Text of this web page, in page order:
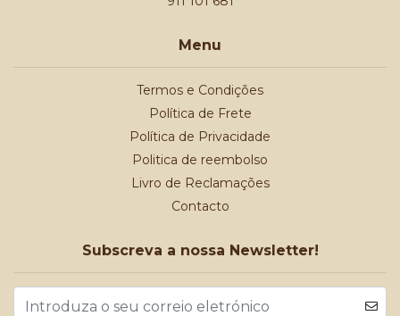
Menu
Termos e Condições
Política de Frete
Política de Privacidade
Politica de reembolso
Livro de Reclamações
Contacto
Subscreva a nossa Newsletter!